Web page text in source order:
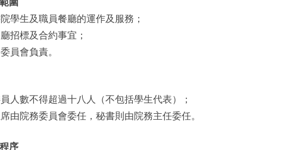
學生及職員餐廳的運作及服務；
招標及合約事宜；
員會負責。
人數不得超過十八人（不包括學生代表）；
由院務委員會委任，秘書則由院務主任委任。
序